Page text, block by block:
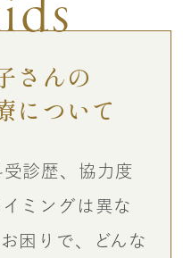
さんの
について
診歴、協力度
ミングは異な
困りで、どんな